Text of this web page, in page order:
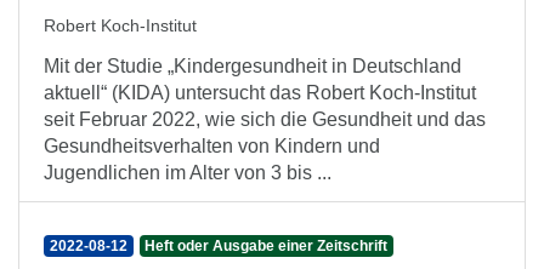
Robert Koch-Institut
Mit der Studie „Kindergesundheit in Deutschland
aktuell“ (KIDA) untersucht das Robert Koch-Institut
seit Februar 2022, wie sich die Gesundheit und das
Gesundheitsverhalten von Kindern und
Jugendlichen im Alter von 3 bis ...
2022-08-12 Heft oder Ausgabe einer Zeitschrift